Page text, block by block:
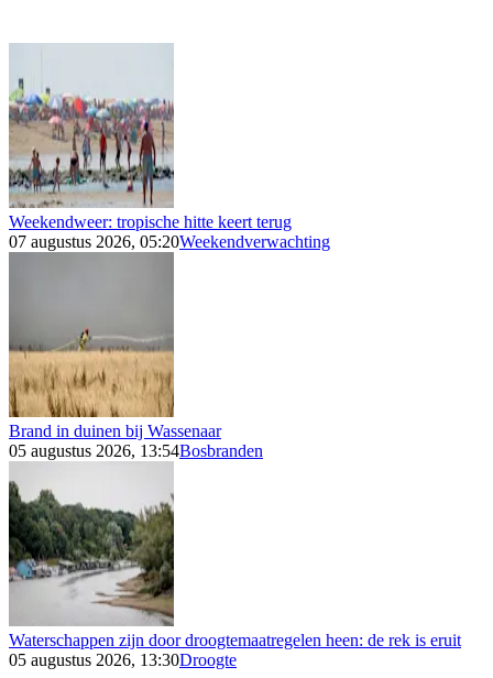
Weekendweer: tropische hitte keert terug
07 augustus 2026, 05:20Weekendverwachting
Brand in duinen bij Wassenaar
05 augustus 2026, 13:54Bosbranden
Waterschappen zijn door droogtemaatregelen heen: de rek is eruit
05 augustus 2026, 13:30Droogte